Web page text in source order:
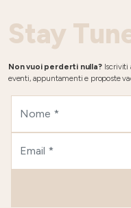
Stay
Non vuoi perderti nulla?Iscriviti
eventi, appuntamenti e proposte